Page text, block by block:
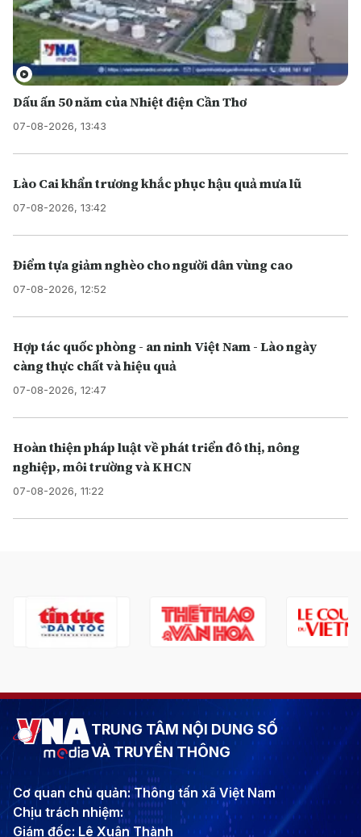
Dấu ấn 50 năm của Nhiệt điện Cần Thơ
07-08-2026, 13:43
Lào Cai khẩn trương khắc phục hậu quả mưa lũ
07-08-2026, 13:42
Điểm tựa giảm nghèo cho người dân vùng cao
07-08-2026, 12:52
Hợp tác quốc phòng - an ninh Việt Nam - Lào ngày
càng thực chất và hiệu quả
07-08-2026, 12:47
Hoàn thiện pháp luật về phát triển đô thị, nông
nghiệp, môi trường và KHCN
07-08-2026, 11:22
TRUNG TÂM NỘI DUNG SỐ
VÀ TRUYỀN THÔNG
Cơ quan chủ quản: Thông tấn xã Việt Nam
Chịu trách nhiệm:
Giám đốc: Lê Xuân Thành